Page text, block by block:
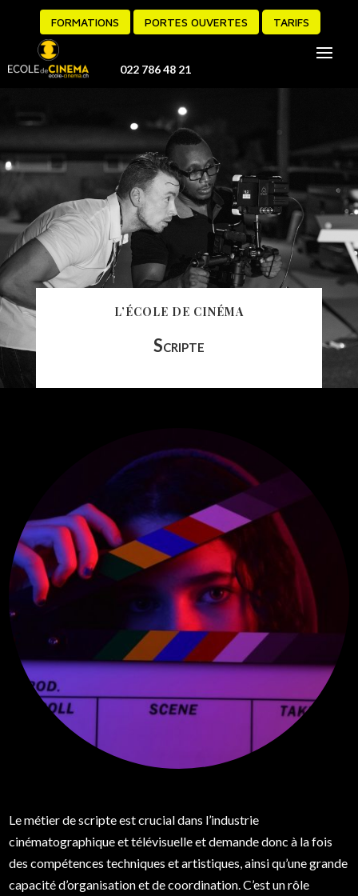
FORMATIONS PORTES OUVERTES TARIFS
022 786 48 21
L’ÉCOLE DE CINÉMA
Scripte
Le métier de scripte est crucial dans l’industrie
cinématographique et télévisuelle et demande donc à la fois
des compétences techniques et artistiques, ainsi qu’une grande
capacité d’organisation et de coordination. C’est un rôle